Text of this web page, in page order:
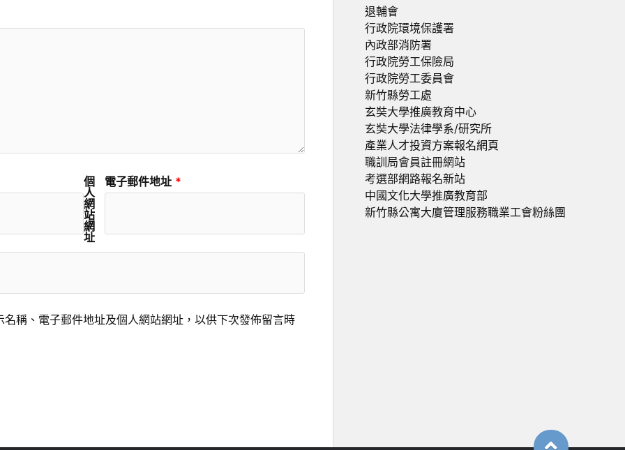
電子郵件地址 *
個
人
網
站
網
址
名稱、電子郵件地址及個人網站網址，以供下次發佈留言時
退輔會
行政院環境保護署
內政部消防署
行政院勞工保險局
行政院勞工委員會
新竹縣勞工處
玄奘大學推廣教育中心
玄奘大學法律學系/研究所
產業人才投資方案報名網頁
職訓局會員註冊網站
考選部網路報名新站
中國文化大學推廣教育部
新竹縣公寓大廈管理服務職業工會粉絲團